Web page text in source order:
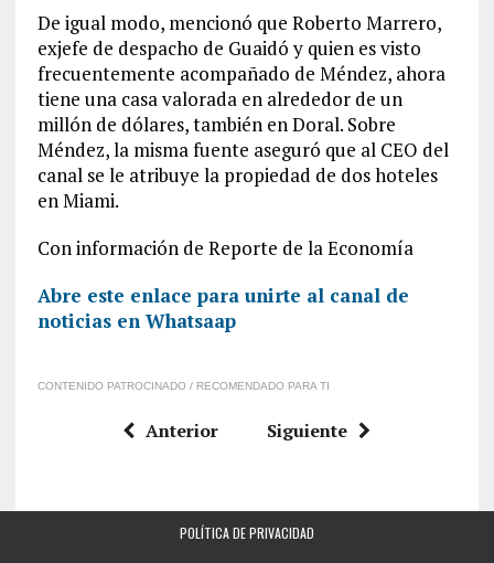
De igual modo, mencionó que Roberto Marrero,
exjefe de despacho de Guaidó y quien es visto
frecuentemente acompañado de Méndez, ahora
tiene una casa valorada en alrededor de un
millón de dólares, también en Doral. Sobre
Méndez, la misma fuente aseguró que al CEO del
canal se le atribuye la propiedad de dos hoteles
en Miami.
Con información de Reporte de la Economía
Abre este enlace para unirte al canal de
noticias en Whatsaap
CONTENIDO PATROCINADO / RECOMENDADO PARA TI
Anterior Siguiente
POLÍTICA DE PRIVACIDAD